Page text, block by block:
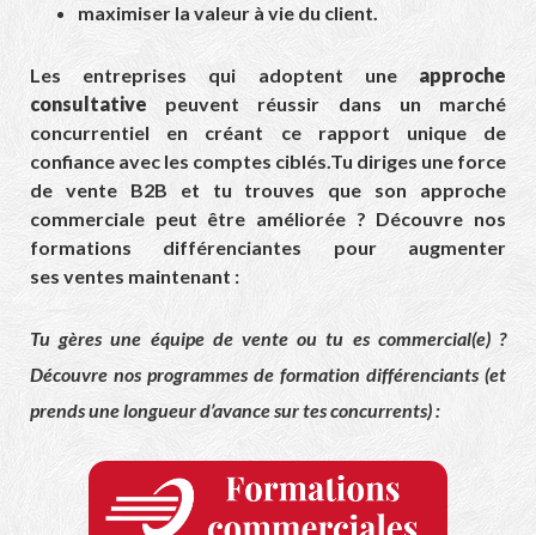
maximiser la valeur à vie du client.
Les entreprises qui adoptent une approche
consultative peuvent réussir dans un marché
concurrentiel en créant ce rapport unique de
confiance avec les comptes ciblés.Tu diriges une force
de vente B2B et tu trouves que son approche
commerciale peut être améliorée ? Découvre nos
formations différenciantes pour augmenter
ses ventes maintenant :
Tu gères une équipe de vente ou tu es commercial(e) ?
Découvre nos programmes de formation différenciants (et
prends une longueur d’avance sur tes concurrents) :